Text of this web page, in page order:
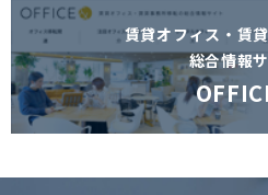
賃貸オフィス・賃
総合情報